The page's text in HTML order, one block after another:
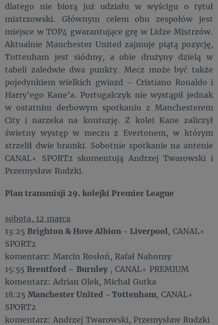
dlatego nie biorą już udziału w wyścigu o tytuł
mistrzowski. Głównym celem obu zespołów jest
miejsce w TOP4 gwarantujące grę w Lidze Mistrzów.
Aktualnie Manchester United zajmuje piątą pozycję,
Tottenham jest siódmy, a obie drużyny dzielą w
tabeli zaledwie dwa punkty. Mecz może być także
pojedynkiem wielkich gwiazd – Cristiano Ronaldo i
Harry’ego Kane’a. Portugalczyk nie wystąpił jednak
w ostatnim derbowym spotkaniu z Manchesterem
City i narzeka na kontuzję. Z kolei Kane zaliczył
świetny występ w meczu z Evertonem, w którym
strzelił dwie bramki. Sobotnie spotkanie na antenie
CANAL+ SPORT2 skomentują Andrzej Twarowski i
Przemysław Rudzki.
Plan transmisji 29. kolejki Premier League
sobota, 12 marca
13:25 Brighton & Hove Albion - Liverpool, CANAL+
SPORT2
komentarz: Marcin Rosłoń, Rafał Nahorny
15:55 Brentford – Burnley, CANAL+ PREMIUM
komentarz: Adrian Olek, Michał Gutka
18:25 Manchester United - Tottenham, CANAL+
SPORT2
komentarz: Andrzej Twarowski, Przemysław Rudzki